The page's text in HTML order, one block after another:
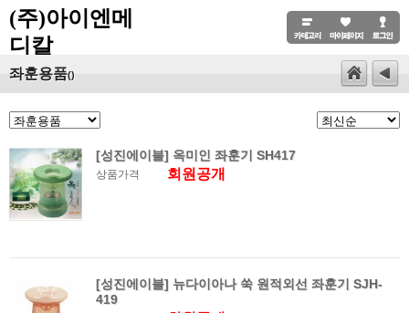
(주)아이엔메
디칼
좌훈용품()
[성진에이블] 옥미인 좌훈기 SH417
상품가격 회원공개
[성진에이블] 뉴다이아나 쑥 원적외선 좌훈기 SJH-
419